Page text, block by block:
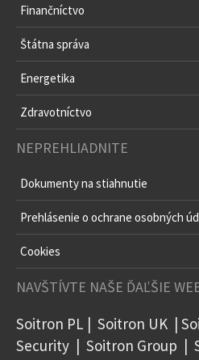
Finančníctvo
Štátna správa
Energetika
Zdravotníctvo
NEPREHLIADNITE
Dokumenty na stiahnutie
Prehlásenie o ochrane osobných
Cookies
NAVŠTÍVTE NAŠE ĎAĽŠIE
Soitron PL | Soitron UK |
Security | Soitron Group |